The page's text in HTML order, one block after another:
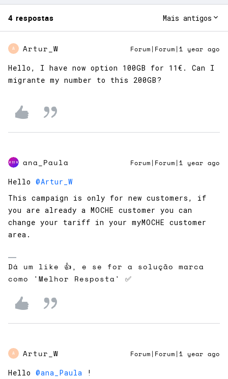
4 respostas Mais antigos
A Artur_W Forum|Forum|1 year ago
Hello, I have now option 100GB for 11€. Can I
migrante my number to this 200GB?
ana_Paula Forum|Forum|1 year ago
Hello ​ @Artur_W
This campaign is only for new customers, if
you are already a MOCHE customer you can
change your tariff in your myMOCHE customer
area.
Dá um like 👍, e se for a solução marca
como 'Melhor Resposta' ✅
A Artur_W Forum|Forum|1 year ago
Hello ​ @ana_Paula !